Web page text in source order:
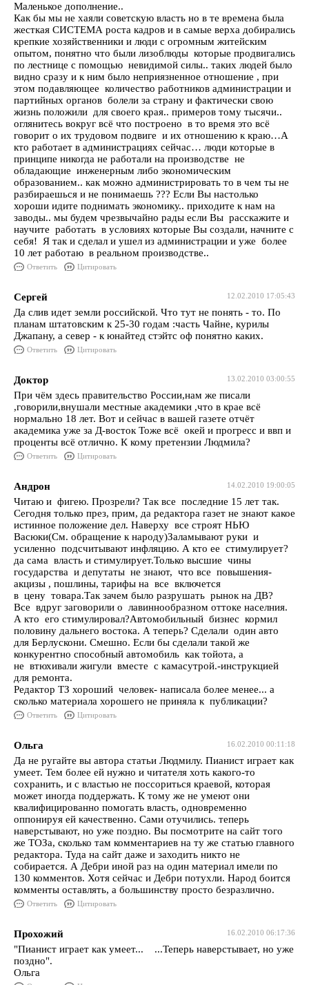
Маленькое дополнение..
Как бы мы не хаяли советскую власть но в те времена была
жесткая СИСТЕМА роста кадров и в самые верха добирались
крепкие хозяйственники и люди с огромным житейским
опытом, понятно что были лизоблюды которые продвигались
по лестнице с помощью невидимой силы.. таких людей было
видно сразу и к ним было неприязненное отношение , при
этом подавляющее количество работников администрации и
партийных органов болели за страну и фактически свою
жизнь положили для своего края.. примеров тому тысячи..
оглянитесь вокруг всё что построено в то время это всё
говорит о их трудовом подвиге и их отношению к краю…А
кто работает в администрациях сейчас… люди которые в
принципе никогда не работали на производстве не
обладающие инженерным либо экономическим
образованием.. как можно администрировать то в чем ты не
разбираешься и не понимаешь ??? Если Вы настолько
хороши идите поднимать экономику.. приходите к нам на
заводы.. мы будем чрезвычайно рады если Вы расскажите и
научите работать в условиях которые Вы создали, начните с
себя! Я так и сделал и ушел из администрации и уже более
10 лет работаю в реальном производстве..
Ответить Цитировать
12.02.2010 17:05:43
Сергей
Да слив идет земли российской. Что тут не понять - то. По
планам штатовским к 25-30 годам :часть Чайне, курилы
Джапану, а север - к юнайтед стэйтс оф понятно каких.
Ответить Цитировать
13.02.2010 03:00:55
Доктор
При чём здесь правительство России,нам же писали
,говорили,внушали местные академики ,что в крае всё
нормально 18 лет. Вот и сейчас в вашей газете отчёт
академика уже за Д-восток Тоже всё окей и прогресс и ввп и
проценты всё отлично. К кому претензии Людмила?
Ответить Цитировать
14.02.2010 19:00:05
Андрон
Читаю и фигею. Прозрели? Так все последние 15 лет так.
Сегодня только през, прим, да редактора газет не знают какое
истинное положение дел. Наверху все строят НЬЮ
Васюки(См. обращение к народу)Заламывают руки и
усиленно подсчитывают инфляцию. А кто ее стимулирует?
да сама власть и стимулирует.Только высшие чины
государства и депутаты не знают, что все повышения-
акцизы , пошлины, тарифы на все включется
в цену товара.Так зачем было разрушать рынок на ДВ?
Все вдруг заговорили о лавиннообразном оттоке населния.
А кто его стимулировал?Автомобильный бизнес кормил
половину дальнего востока. А теперь? Сделали один авто
для Берлускони. Смешно. Если бы сделали такой же
конкурентно способный автомобиль как тойота, а
не втюхивали жигули вместе с камасутрой.-инструкцией
для ремонта.
Редактор ТЗ хороший человек- написала более менее... а
сколько материала хорошего не приняла к публикации?
Ответить Цитировать
16.02.2010 00:11:18
Ольга
Да не ругайте вы автора статьи Людмилу. Пианист играет как
умеет. Тем более ей нужно и читателя хоть какого-то
сохранить, и с властью не поссориться краевой, которая
может иногда поддержать. К тому же не умеют они
квалифицированно помогать власть, одновременно
оппонируя ей качественно. Сами отучились. теперь
наверстывают, но уже поздно. Вы посмотрите на сайт того
же ТОЗа, сколько там комментариев на ту же статью главного
редактора. Туда на сайт даже и заходить никто не
собирается. А Дебри иной раз на один материал имели по
130 комментов. Хотя сейчас и Дебри потухли. Народ боится
комменты оставлять, а большинству просто безразлично.
Ответить Цитировать
16.02.2010 06:17:36
Прохожий
"Пианист играет как умеет... ...Теперь наверстывает, но уже
поздно".
Ольга